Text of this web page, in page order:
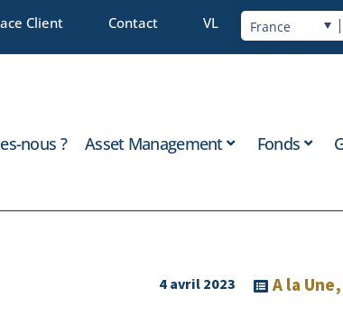
Client Contact VL France
nous ? Asset Management Fonds
4 avril 2023 A la Une,